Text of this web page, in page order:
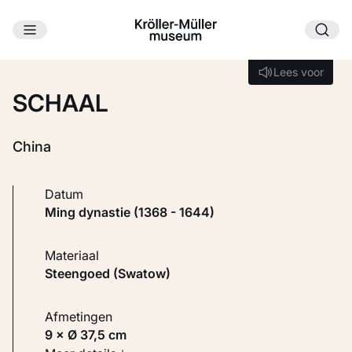
Ga naar hoofdinhoud
Lees voor
Lees voor
SCHAAL
China
Datum
Ming dynastie (1368 - 1644)
Materiaal
Steengoed (Swatow)
Afmetingen
9 × Ø 37,5 cm